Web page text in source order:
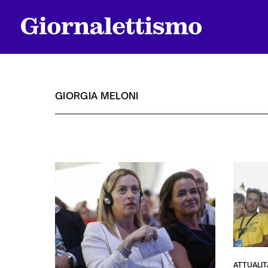
Chi siamo
Contatti
GIORGIA MELONI